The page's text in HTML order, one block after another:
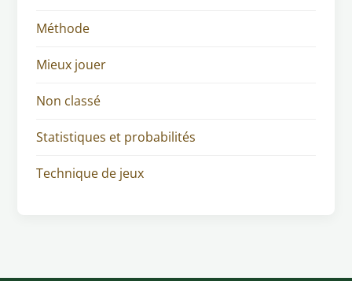
Méthode
Mieux jouer
Non classé
Statistiques et probabilités
Technique de jeux